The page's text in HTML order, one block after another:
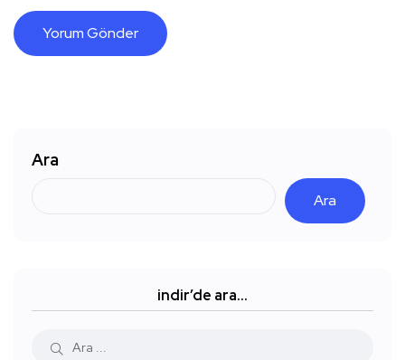
Ara
Ara
indir’de ara…